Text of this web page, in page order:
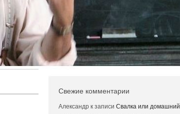
Свежие комментарии
Александр к записи Свалка или домашний